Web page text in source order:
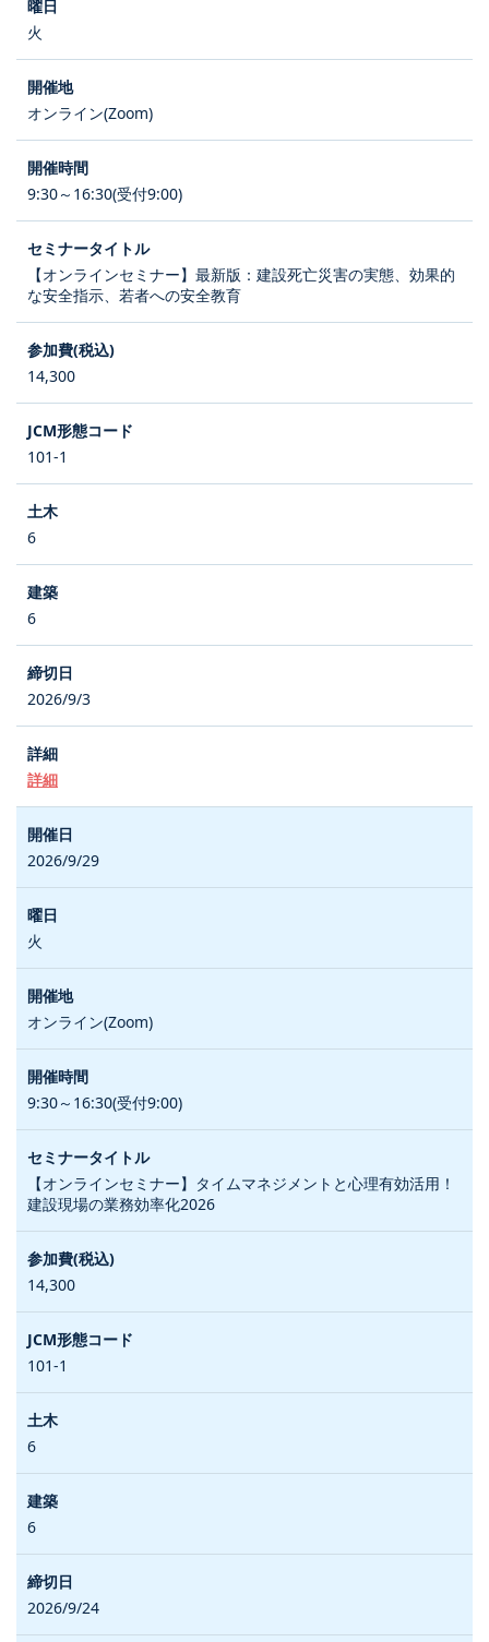
火
オンライン(Zoom)
9:30～16:30(受付9:00)
【オンラインセミナー】最新版：建設死亡災害の実態、効果的
な安全指示、若者への安全教育
14,300
101-1
6
6
2026/9/3
詳細
2026/9/29
火
オンライン(Zoom)
9:30～16:30(受付9:00)
【オンラインセミナー】タイムマネジメントと心理有効活用！
建設現場の業務効率化2026
14,300
101-1
6
6
2026/9/24